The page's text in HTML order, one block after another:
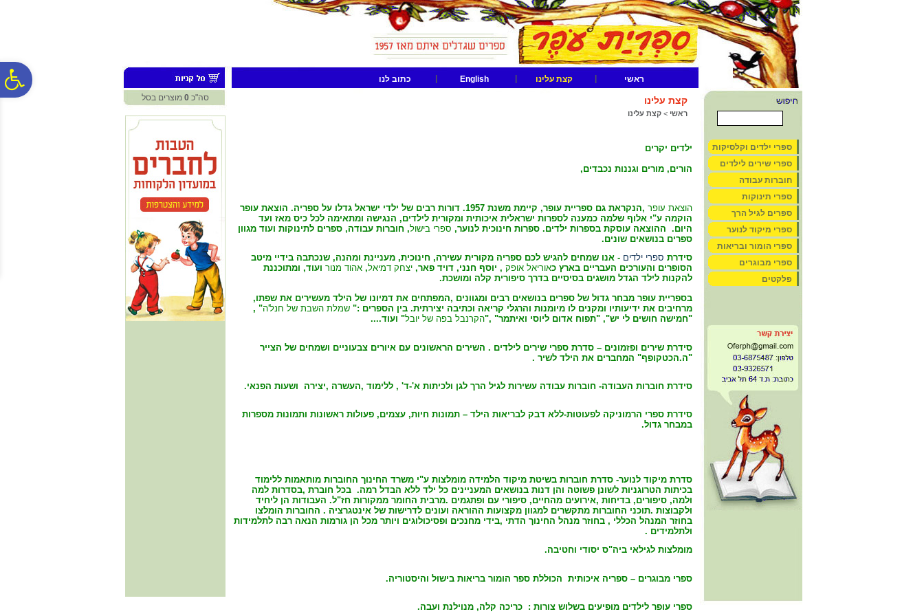
ראשי קצת עלינו English
כתוב לנו
סה"כ 0 מוצרים בסל קצת עלינו
ראשי > קצת עלינו
ילדים יקרים
הורים, מורים וגננות נכבדים,
הוצאת עופר
,הנקראת גם ספריית עופר, קיימת משנת 1957. דורות רבים של ילדי ישראל גדלו על ספריה. הוצאת עופר
הוקמה ע"י אלוף שלמה כמענה לספרות ישראלית איכותית ומקורית לילדים, הנגישה ומתאימה לכל כיס מאז ועד
היום. ההוצאה עוסקת בספרות ילדים. ספרות חינוכית לנוער, ספרי בישול, חוברות עבודה, ספרים לתינוקות ועוד מגוון
ספרים בנושאים שונים.
סידרת ספרי ילדים - אנו שמחים להגיש לכם ספריה מקורית עשירה, חינוכית, מעניינת ומהנה, שנכתבה בידיי מיטב
הסופרים והעורכים העבריים בארץ כאוריאל אופק , יוסף חנני, דויד פאר, יצחק דמיאל, אהוד מנור ועוד, ומתוכננת
להקנות לילד הגדל מושגים בסיסיים בדרך סיפורית קלה ומושכת.
בספריית עופר מבחר גדול של ספרים בנושאים רבים ומגוונים ,המפתחים את דמיונו של הילד מעשירים את שפתו,
מרחיבים את ידיעותיו ומקנים לו מיומנות והרגלי קריאה וכתיבה יצירתית. בין הספרים :" שמלת השבת של חנל'ה" ,
"חמישה חושים לי יש", "תפוח אדום ליוסי ואיתמר" ,"הקרנבל בפה של יובל" ועוד....
סידרת שירים ופזמונים – סדרת ספרי שירים לילדים . השירים הראשונים עם איורים צבעוניים ושמחים של הצייר
"ה.הכטקופף" המחברים את הילד לשיר .
סידרת חוברות העבודה- חוברות עבודה עשירות לגיל הרך לגן ולכיתות א'-ד' , ללימוד ,העשרה ,יצירה ושעות הפנאי.
סידרת ספרי הרמוניקה לפעוטות-ללא דבק לבריאות הילד – תמונות חיות, עצמים, פעולות ראשונות ותמונות מספרות
במבחר גדול.
סדרת מיקוד לנוער- סדרת חוברות בשיטת מיקוד הלמידה מומלצות ע"י משרד החינוך החוברות מותאמות ללימוד
בכיתות הטרוגניות לשונן פשוטה והן דנות בנושאים המעניינים כל ילד ללא הבדל רמה. בכל חוברת ,בסדרות למה
ולמה, סיפורים, בדיחות ,אירועים מהחיים, סיפורי עם ופתגמים .מרבית החומר ממקורות חז"ל. העבודות הן ליחיד
ולקבוצות .תוכני החוברות מתקשרים למגוון מקצועות ההוראה ועונים לדרישות של אינטגרציה . החוברות הומלצו
בחוזר המנהל הכללי , בחוזר מנהל החינוך הדתי ,בידי מחנכים ופסיכולוגים ויותר מכל הן גורמות הנאה רבה לתלמידות
ולתלמידים .
מומלצות לגילאי ביה"ס יסודי וחטיבה.
ספרי מבוגרים – ספריה איכותית הכוללת ספר הומור בריאות בישול והיסטוריה.
ספרי עופר לילדים מופיעים בשלוש צורות : כריכה קלה, מנוילנת ועבה.
ספרי ילדים וקלסיקות
ספרי שירים לילדים
חוברות עבודה
ספרי תינוקות
ספרים לגיל הרך
ספרי מיקוד לנוער
ספרי הומור ובריאות
ספרי מבוגרים
פלקטים